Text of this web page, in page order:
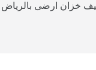
خزان ارضى بالرياض